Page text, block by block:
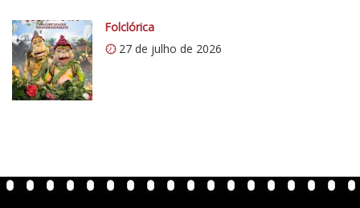
o
m
/
v
e
n
Folclórica
27 de julho de 2026